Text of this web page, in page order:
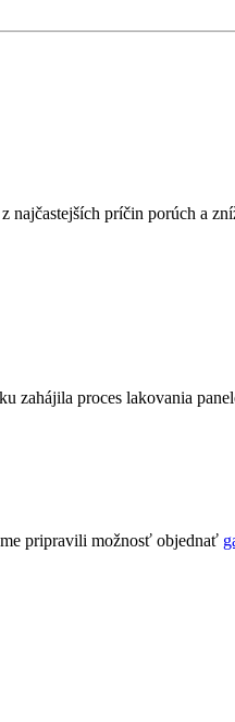
najčastejších príčin porúch a
proces lakovania
pripravili možnosť objednať